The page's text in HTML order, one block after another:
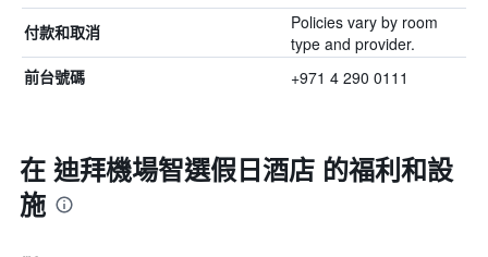
付款和取消
Policies vary by room
type and provider.
前台號碼 +971 4 290 0111
在 迪拜機場智選假日酒店 的福利和設
施